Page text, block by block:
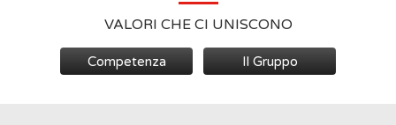
VALORI CHE CI UNISCONO
Competenza Il Gruppo